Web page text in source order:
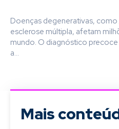
Doenças degenerativas, como
esclerose múltipla, afetam
mundo. O diagnóstico
a...
Mais